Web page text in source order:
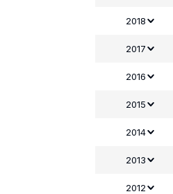
2018
2017
2016
2015
2014
2013
2012